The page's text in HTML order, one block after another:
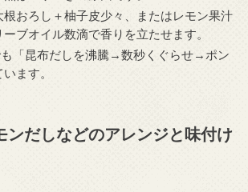
根おろし＋柚子皮少々、またはレモン果汁
ブオイル数滴で香りを立たせます。
「昆布だしを沸騰→数秒くぐらせ→ポン
ます。
ンだしなどのアレンジと味付け